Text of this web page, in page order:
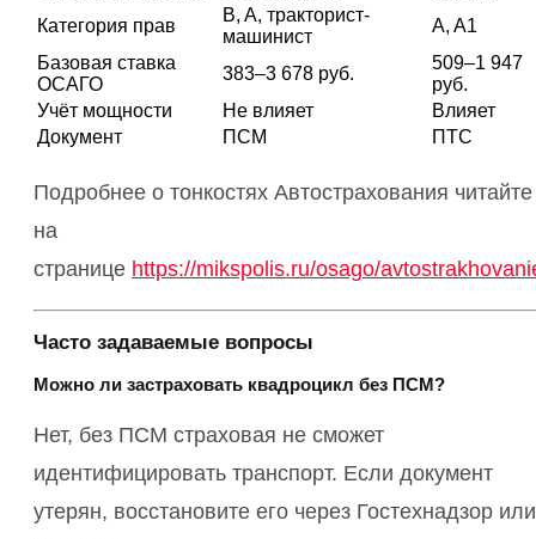
Категория прав
B, A, тракторист-
машинист
A, A1
Базовая ставка
ОСАГО
383–3 678 руб.
509–1 947
руб.
Учёт мощности
Не влияет
Влияет
Документ
ПСМ ПТС
Подробнее о тонкостях Автострахования читайте
на
странице https://mikspolis.ru/osago/
Часто задаваемые вопросы
Можно ли застраховать квадроцикл без ПСМ?
Нет, без ПСМ страховая не сможет
идентифицировать транспорт. Если документ
утерян, восстановите его через Гостехнадзор или